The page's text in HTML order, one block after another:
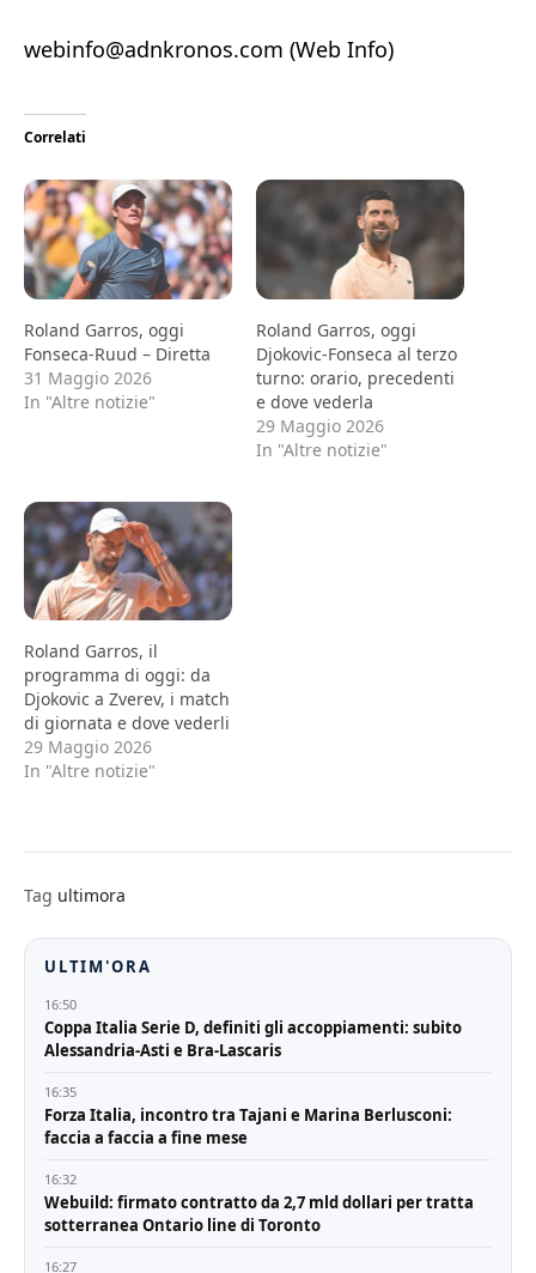
webinfo@adnkronos.com (Web Info)
Correlati
Roland Garros, oggi
Fonseca-Ruud – Diretta
31 Maggio 2026
In "Altre notizie"
Roland Garros, oggi
Djokovic-Fonseca al terzo
turno: orario, precedenti
e dove vederla
29 Maggio 2026
In "Altre notizie"
Roland Garros, il
programma di oggi: da
Djokovic a Zverev, i match
di giornata e dove vederli
29 Maggio 2026
In "Altre notizie"
Tag ultimora
ULTIM'ORA
16:50
Coppa Italia Serie D, definiti gli accoppiamenti: subito
Alessandria-Asti e Bra-Lascaris
16:35
Forza Italia, incontro tra Tajani e Marina Berlusconi:
faccia a faccia a fine mese
16:32
Webuild: firmato contratto da 2,7 mld dollari per tratta
sotterranea Ontario line di Toronto
16:27